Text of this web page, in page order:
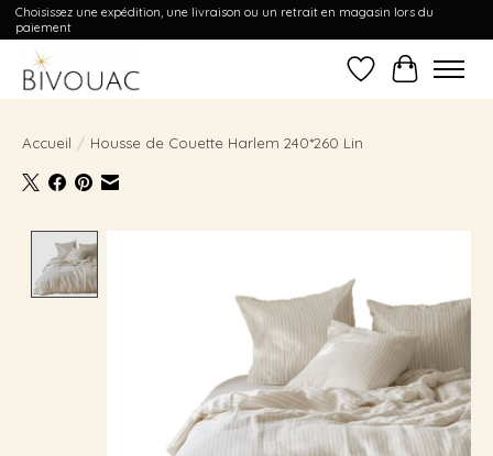
Choisissez une expédition, une livraison ou un retrait en magasin lors du
paiement
Liste dePanier
Accueil / Housse de Couette Harlem 240*260 Lin